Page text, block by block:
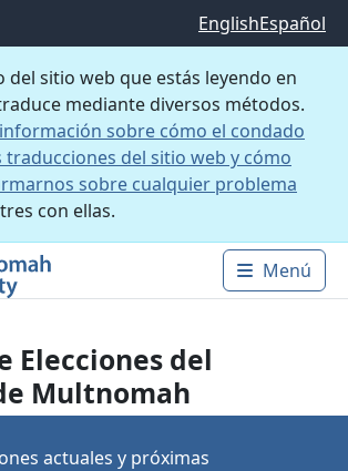
EnglishEspañol
del sitio web que estás leyendo en
mediante diversos métodos.
sobre cómo el condado
traducciones del sitio web y cómo
sobre cualquier problema
con ellas.
Main
Menú
Elecciones del
Multnomah
actuales y próximas